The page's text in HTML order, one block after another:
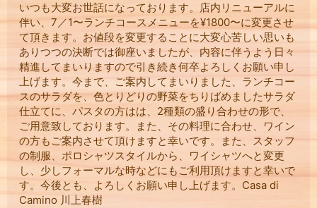
いつも大変お世話になっております。店内リニューアルに
伴い、7／1〜ランチコースメニューを¥1800〜に変更させ
て頂きます。お値段を変更することに大変心苦しい思いも
ありつつの決断では御座いましたが、内容に伴うよう日々
精進してまいりますので引き続き何卒よろしくお願い申し
上げます。今まで、ご案内してまいりました、ランチコー
スのサラダを、色とりどりの野菜をちりばめましたサラダ
仕立てに、パスタの方はは、2種類の盛り合わせの形で、
ご用意致しております。また、その料理に合わせ、ワイン
の方もご案内させて頂けますと幸いです。また、スタッフ
の制服、ポロシャツスタイルから、ワイシャツへと変更
し、少しフォーマルな時などにもご利用頂けますと幸いで
す。今後とも、よろしくお願い申し上げます。Casa di
Camino 川上春樹